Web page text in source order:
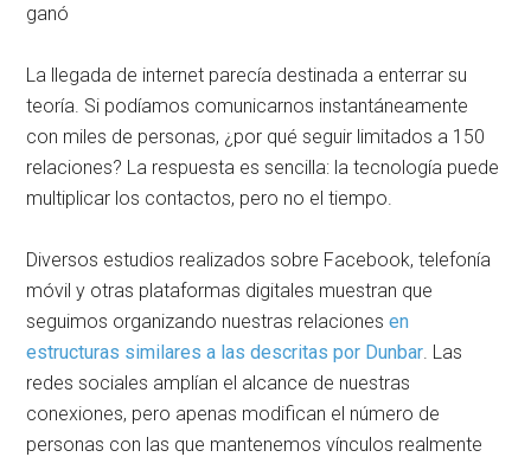
ganó
La llegada de internet parecía destinada a enterrar su
teoría. Si podíamos comunicarnos instantáneamente
con miles de personas, ¿por qué seguir limitados a 150
relaciones? La respuesta es sencilla: la tecnología puede
multiplicar los contactos, pero no el tiempo.
Diversos estudios realizados sobre Facebook, telefonía
móvil y otras plataformas digitales muestran que
seguimos organizando nuestras relacionesen
estructuras similares a las descritas por Dunbar . Las
redes sociales amplían el alcance de nuestras
conexiones, pero apenas modifican el número de
personas con las que mantenemos vínculos realmente